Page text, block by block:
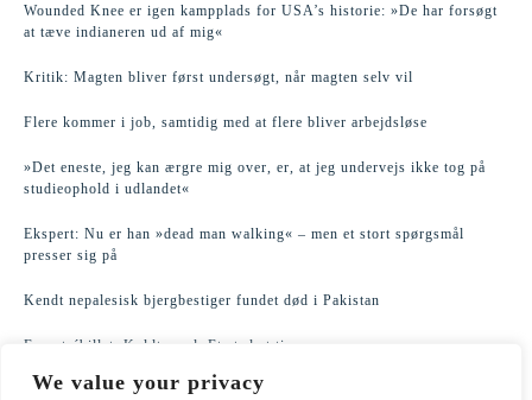
We value your privacy
Wounded Knee er igen kampplads for USA’s historie: »De har forsøgt
at tæve indianeren ud af mig«
Kritik: Magten bliver først undersøgt, når magten selv vil
Flere kommer i job, samtidig med at flere bliver arbejdsløse
»Det eneste, jeg kan ærgre mig over, er, at jeg undervejs ikke tog på
studieophold i udlandet«
Ekspert: Nu er han »dead man walking« – men et stort spørgsmål
presser sig på
Kendt nepalesisk bjergbestiger fundet død i Pakistan
En entrébillet. Koldt vand. Et sted at tisse
Har du skaffet solformørkelsesbriller? Det kan blive årets astronomiske